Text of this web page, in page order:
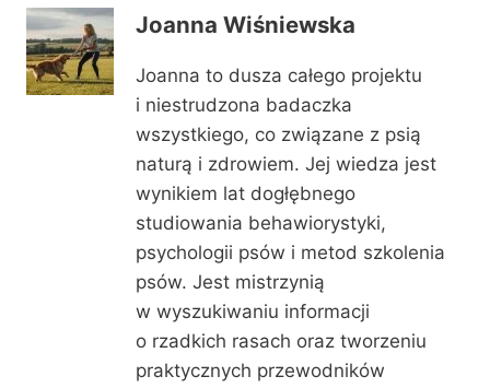
Joanna Wiśniewska
Joanna to dusza całego projektu
i niestrudzona badaczka
wszystkiego, co związane z psią
naturą i zdrowiem. Jej wiedza jest
wynikiem lat dogłębnego
studiowania behawiorystyki,
psychologii psów i metod szkolenia
psów. Jest mistrzynią
w wyszukiwaniu informacji
o rzadkich rasach oraz tworzeniu
praktycznych przewodników